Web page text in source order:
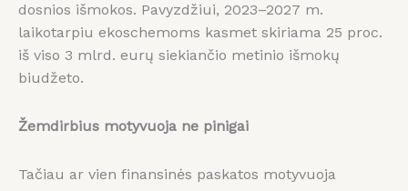
dosnios išmokos. Pavyzdžiui, 2023–2027 m.
laikotarpiu ekoschemoms kasmet skiriama 25 proc.
iš viso 3 mlrd. eurų siekiančio metinio išmokų
biudžeto.
Žemdirbius motyvuoja ne pinigai
Tačiau ar vien finansinės paskatos motyvuoja